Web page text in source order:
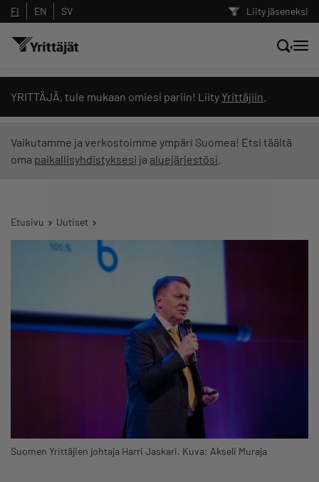
Liity jäseneksi
FI EN SV
YRITTÄJÄ, tule mukaan omiesi pariin! Liity Yrittäjiin
Vaikutamme ja verkostoimme ympäri Suomea! Etsi täältä
oma paikallisyhdistyksesi ja aluejärjestösi
Etusivu Uutiset
Suomen Yrittäjien johtaja Harri Jaskari. Kuva: Akseli Muraja
Hae sivustolta tai kysy suoraan
Yrittäjien tekoälyltä
Suodata hakutuloksia: näytä kaikki sisältö